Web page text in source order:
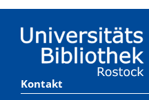
Kontakt